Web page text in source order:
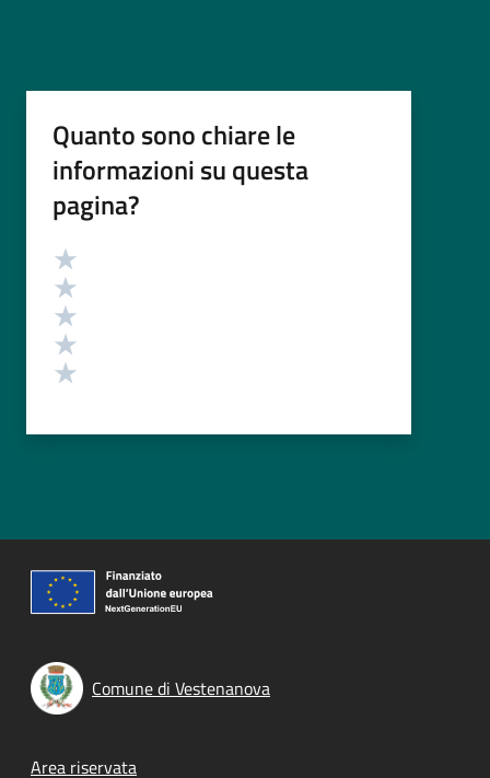
Quanto sono chiare le
informazioni su questa
pagina?
Valutazione
Comune di Vestenanova
Area riservata